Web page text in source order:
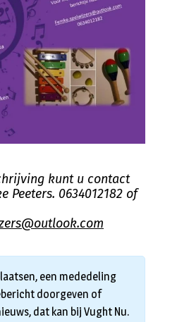
kunt u contact
Peeters. 0634012182 of
een mededeling
doorgeven of
dat kan bij Vught Nu.